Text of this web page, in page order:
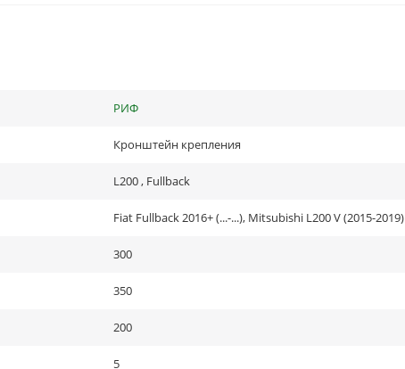
РИФ
Кронштейн крепления
L200 , Fullback
Fiat Fullback 2016+ (...-...), Mitsubishi L200 V (2015-2019)
300
350
200
5